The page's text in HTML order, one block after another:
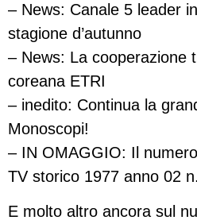
– News: Canale 5 leader
stagione d’autunno
– News: La cooperazione
coreana ETRI
– inedito: Continua la
Monoscopi!
– IN OMAGGIO: Il
TV storico 1977 anno 02
E molto altro ancora sul